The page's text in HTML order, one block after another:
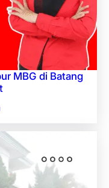
MBG di Batang